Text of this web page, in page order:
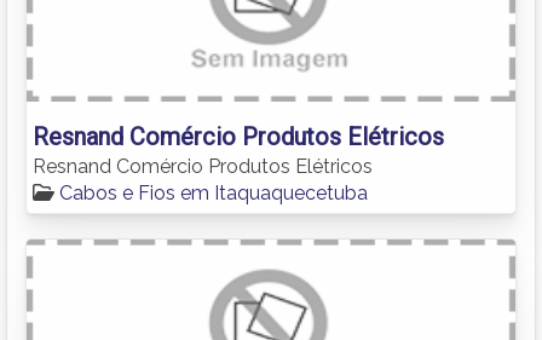
Resnand Comércio Produtos Elétricos
Resnand Comércio Produtos Elétricos
Cabos e Fios em Itaquaquecetuba